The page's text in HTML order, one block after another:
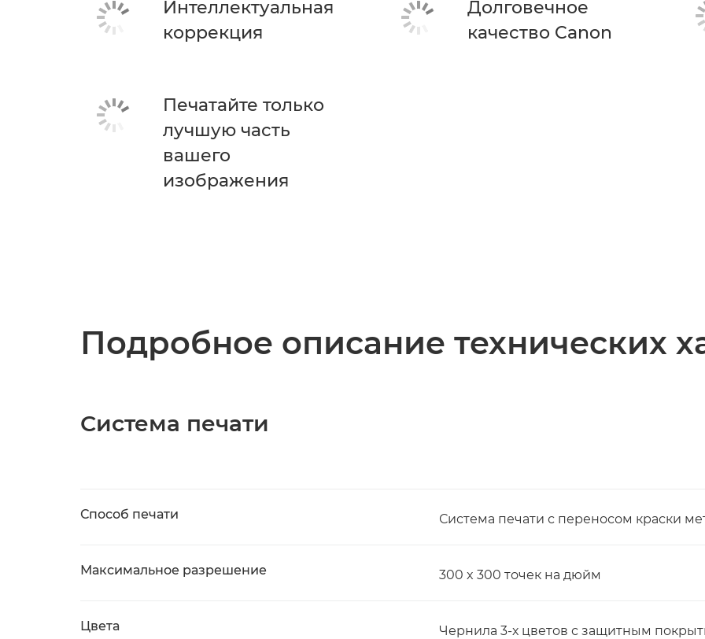
Интеллектуальная
коррекция
Долговечное
качество Canon
Печатайте только
лучшую часть
вашего
изображения
Подробное описание технических
Система печати
Способ печати Система печати с переносом краски
Максимальное разрешение 300 x 300 точек на дюйм
Цвета Чернила 3-х цветов с защитным